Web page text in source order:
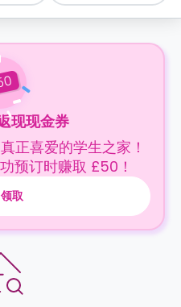
现现金券
正喜爱的学生之家！
预订时赚取 £50！
取